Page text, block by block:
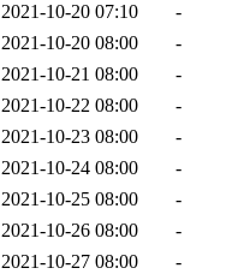
2021-10-20 07:10
-
2021-10-20 08:00
-
2021-10-21 08:00
-
2021-10-22 08:00
-
2021-10-23 08:00
-
2021-10-24 08:00
-
2021-10-25 08:00
-
2021-10-26 08:00
-
2021-10-27 08:00
-